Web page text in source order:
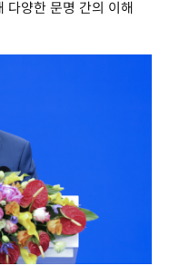
다양한 문명 간의 이해